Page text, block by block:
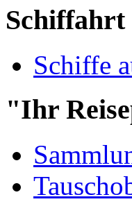
Schiffahrt
Schiffe
"Ihr